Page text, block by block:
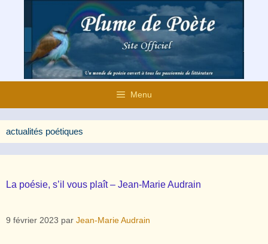
contenu
Menu
actualités poétiques
La poésie, s’il vous plaît – Jean-Marie Audrain
9 février 2023 par Jean-Marie Audrain